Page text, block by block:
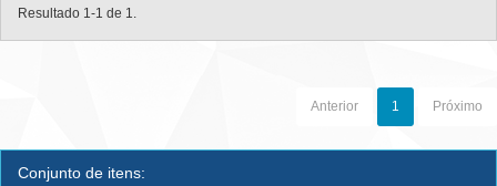
Resultado 1-1 de 1.
Anterior 1 Próximo
Conjunto de itens: